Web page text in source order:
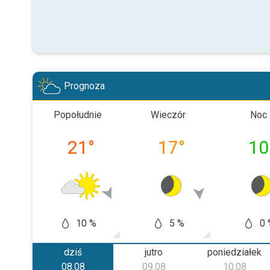
Prognoza
Popołudnie
21 °
10 %
Wieczór
17°
5 %
Noc
10
0
dziś
08.08
jutro
09.08
poniedziałek
10.08